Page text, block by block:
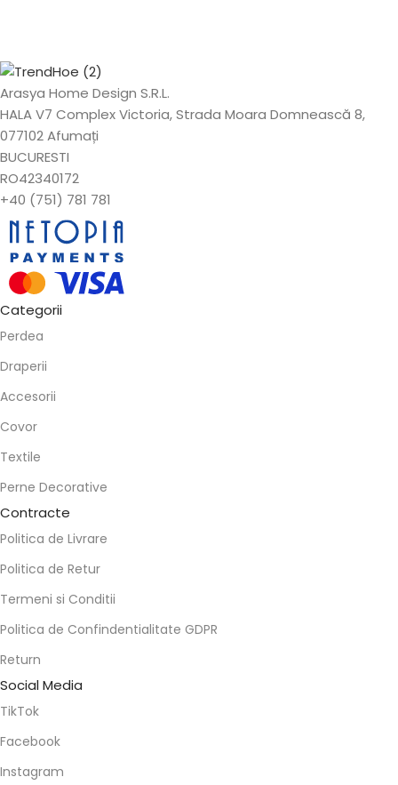
Arasya Home Design S.R.L.
HALA V7 Complex Victoria, Strada Moara Domnească 8,
077102 Afumați
BUCURESTI
RO42340172
+40 (751) 781 781
Categorii
Perdea
Draperii
Accesorii
Covor
Textile
Perne Decorative
Contracte
Politica de Livrare
Politica de Retur
Termeni si Conditii
Politica de Confindentialitate GDPR
Return
Social Media
TikTok
Facebook
Instagram